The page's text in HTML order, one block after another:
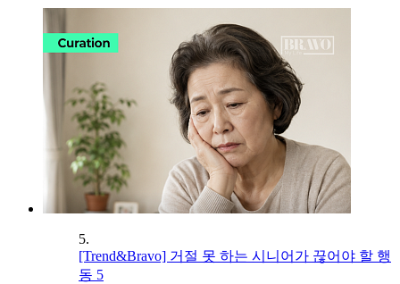
5.
[Trend&Bravo] 거절 못 하는 시니어가 끊어야 할 행
동 5